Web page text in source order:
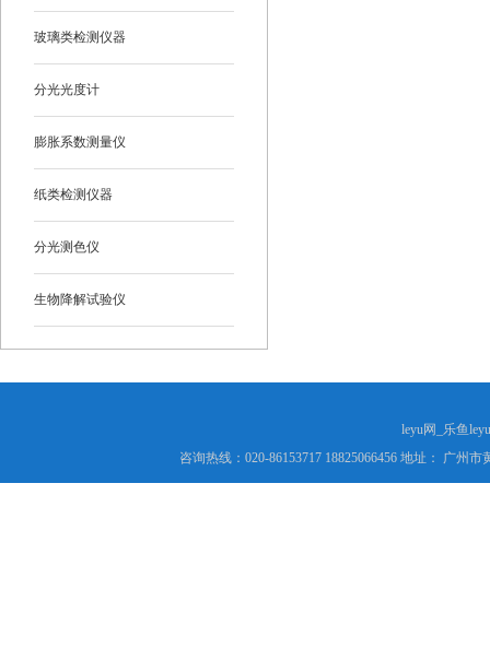
玻璃类检测仪器
分光光度计
膨胀系数测量仪
纸类检测仪器
分光测色仪
生物降解试验仪
leyu网_乐鱼
咨询热线：020-86153717 18825066456 地址： 广州